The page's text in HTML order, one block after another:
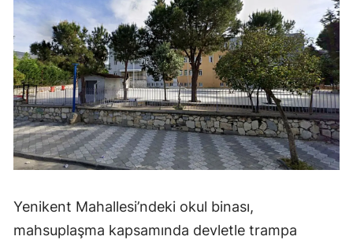
Yenikent Mahallesi’ndeki okul binası,
mahsuplaşma kapsamında devletle trampa